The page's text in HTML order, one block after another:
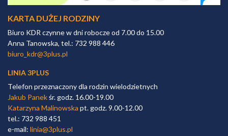
KARTA DUŻEJ RODZINY
Biuro KDR czynne w dni robocze od 7.00 do 15.00
Anna Tanowska, tel.: 732 988 446
biuro_kdr@3plus.pl
LINIA 3PLUS
Telefon przeznaczony dla rodzin wielodzietnych
Jakub Panekśr. godz. 16.00-19.00
Katarzyna Malinowska pt. godz. 9.00-12.00
tel.: 732 988 451
e-mail: linia@3plus.pl